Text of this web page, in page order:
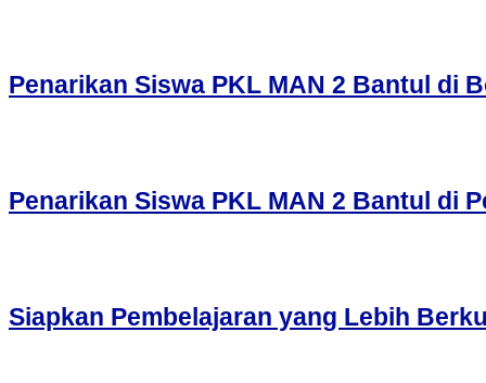
Penarikan Siswa PKL MAN 2 Bantul di
Penarikan Siswa PKL MAN 2 Bantul di
Siapkan Pembelajaran yang Lebih